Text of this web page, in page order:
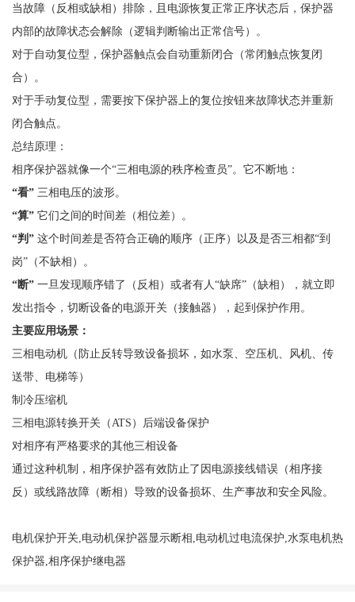
当故障（反相或缺相）排除，且电源恢复正常正序状态后，保护器
内部的故障状态会解除（逻辑判断输出正常信号）。
对于自动复位型，保护器触点会自动重新闭合（常闭触点恢复闭
合）。
对于手动复位型，需要按下保护器上的复位按钮来故障状态并重新
闭合触点。
总结原理：
相序保护器就像一个“三相电源的秩序检查员”。它不断地：
“看” 三相电压的波形。
“算” 它们之间的时间差（相位差）。
“判” 这个时间差是否符合正确的顺序（正序）以及是否三相都“到
岗”（不缺相）。
“断” 一旦发现顺序错了（反相）或者有人“缺席”（缺相），就立即
发出指令，切断设备的电源开关（接触器），起到保护作用。
主要应用场景：
三相电动机（防止反转导致设备损坏，如水泵、空压机、风机、传
送带、电梯等）
制冷压缩机
三相电源转换开关（ATS）后端设备保护
对相序有严格要求的其他三相设备
通过这种机制，相序保护器有效防止了因电源接线错误（相序接
反）或线路故障（断相）导致的设备损坏、生产事故和安全风险。
电机保护开关,电动机保护器显示断相,电动机过电流保护,水泵电机热
保护器,相序保护继电器